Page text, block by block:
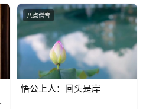
八点僧音
悟公上人：回头是岸